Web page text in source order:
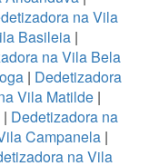
na Vila
Basileia |
na Vila Bela
| Dedetizadora
Vila Matilde|
| Dedetizadora na
Campanela |
na Vila